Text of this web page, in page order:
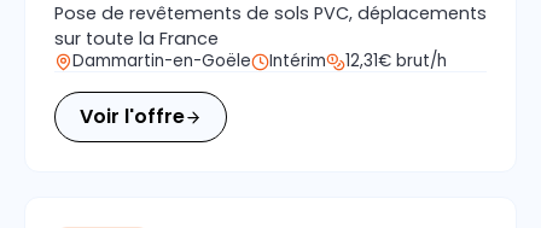
Pose de revêtements de sols PVC, déplacements
sur toute la France
Dammartin-en-Goële Intérim 12,31€ brut/h
Voir l'offre